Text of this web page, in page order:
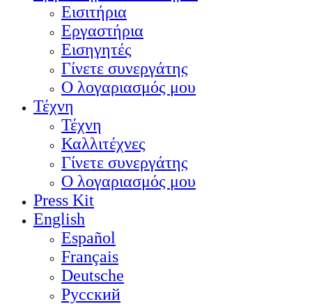
Εισιτήρια
Εργαστήρια
Εισηγητές
Γίνετε συνεργάτης
Ο λογαριασμός μου
Τέχνη
Τέχνη
Καλλιτέχνες
Γίνετε συνεργάτης
Ο λογαριασμός μου
Press Kit
English
Español
Français
Deutsche
Pусский